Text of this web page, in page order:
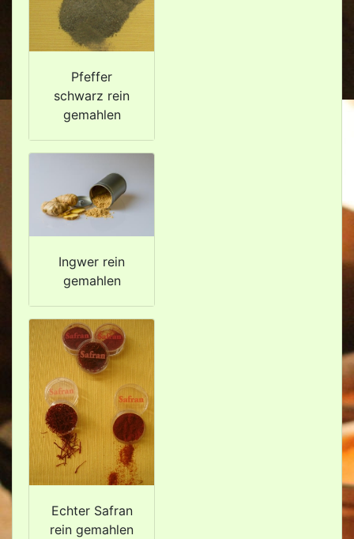
Pfeffer
schwarz rein
gemahlen
Ingwer rein
gemahlen
Echter Safran
rein gemahlen